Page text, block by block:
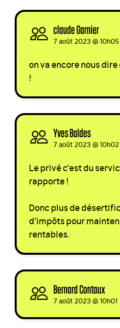
claude Garnier
7 août 2023 @ 10h05
on va encore nous dire
!
Yves Baldes
7 août 2023 @ 10h02
Le privé c’est du
rapporte !
Donc plus de
d’impôts pour
rentables.
Bernard Contaux
7 août 2023 @ 10h01